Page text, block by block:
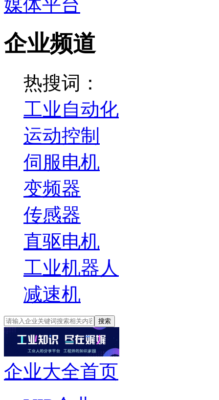
企业频道
热搜词：
工业自动化
运动控制
伺服电机
变频器
传感器
直驱电机
工业机器人
减速机
搜索
企业大全首页